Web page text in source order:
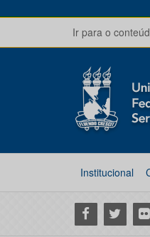
Ir para o
Institucional
Facebook
Twitter